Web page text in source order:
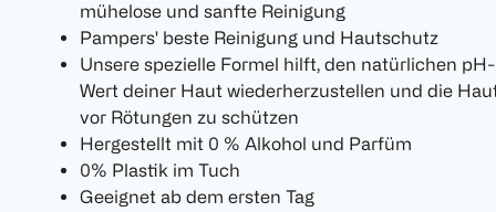
mühelose und sanfte Reinigung
Pampers' beste Reinigung und Hautschutz
Unsere spezielle Formel hilft, den natürlichen pH-
Wert deiner Haut wiederherzustellen und die
vor Rötungen zu schützen
Hergestellt mit 0 % Alkohol und Parfüm
0% Plastik im Tuch
Geeignet ab dem ersten Tag